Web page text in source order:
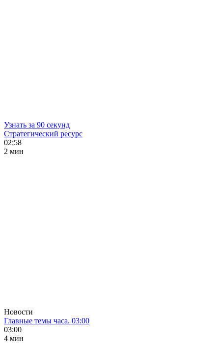
Узнать за 90 секунд
Стратегический ресурс
02:58
2 мин
Новости
Главные темы часа. 03:00
03:00
4 мин